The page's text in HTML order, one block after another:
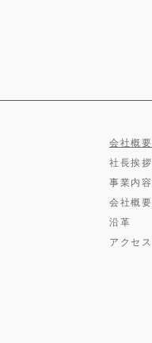
会社概要
社長挨拶
事業内容
会社概要
沿革
アクセス